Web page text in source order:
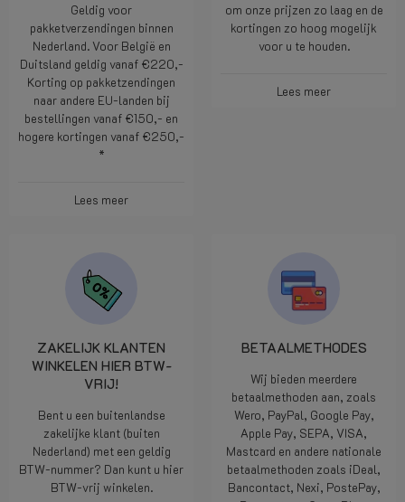
Geldig voor
pakketverzendingen binnen
Nederland. Voor België en
Duitsland geldig vanaf €220,-
Korting op pakketzendingen
naar andere EU-landen bij
bestellingen vanaf €150,- en
hogere kortingen vanaf €250,-
*
Lees meer
om onze prijzen zo laag en de
kortingen zo hoog mogelijk
voor u te houden.
Lees meer
ZAKELIJK KLANTEN
WINKELEN HIER BTW-
VRIJ!
Bent u een buitenlandse
zakelijke klant (buiten
Nederland) met een geldig
BTW-nummer? Dan kunt u hier
BTW-vrij winkelen.
BETAALMETHODES
Wij bieden meerdere
betaalmethoden aan, zoals
Wero, PayPal, Google Pay,
Apple Pay, SEPA, VISA,
Mastcard en andere nationale
betaalmethoden zoals iDeal,
Bancontact, Nexi, PostePay,